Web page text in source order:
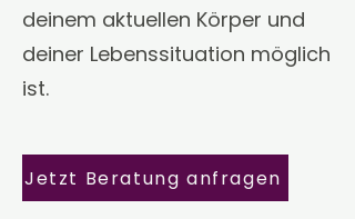
deinem aktuellen Körper und
deiner Lebenssituation möglich
ist.
Jetzt Beratung anfragen